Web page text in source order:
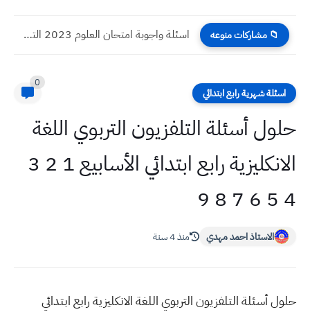
📁 مشاركات منوعه اسئلة واجوبة امتحان العلوم 2023 التحصيلي المتقدمين لمدارس المتميزين والمتفوقين...
اسئلة شهرية رابع ابتدائي
0
حلول أسئلة التلفزيون التربوي اللغة
الانكليزية رابع ابتدائي الأسابيع 1 2 3
4 5 6 7 8 9
الاستاذ احمد مهدي منذ 4 سنة
حلول أسئلة التلفزيون التربوي اللغة الانكليزية رابع ابتدائي